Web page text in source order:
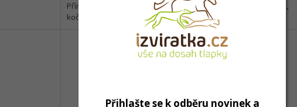
Přírodní přípravek s obsahem CBD pro veterinární použití u psů,
koček a dalších zvířat. Obsahuje...
Přihlašte se k odběru novinek a